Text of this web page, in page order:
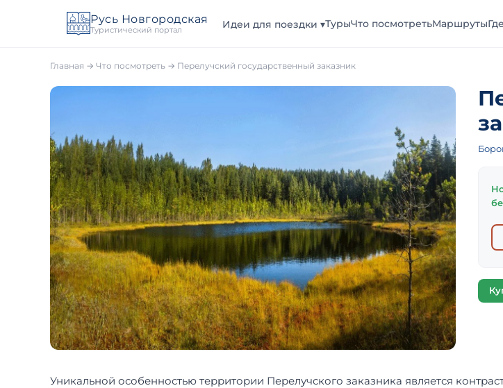
Русь Новгородская
Туристический портал
Идеи для поездки ▾ТурыЧто посмотретьМаршруты
Главная → Что посмотреть → Перелучский государственный заказник
Уникальной особенностью территории Перелучского заказника является